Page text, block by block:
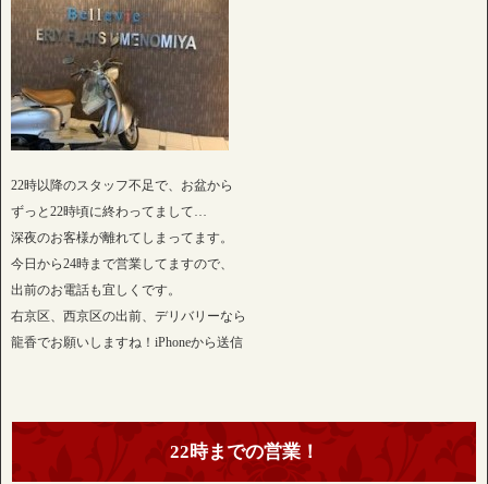
22時以降のスタッフ不足で、お盆から
ずっと22時頃に終わってまして…
深夜のお客様が離れてしまってます。
今日から24時まで営業してますので、
出前のお電話も宜しくです。
右京区、西京区の出前、デリバリーなら
龍香でお願いしますね！iPhoneから送信
22時までの営業！